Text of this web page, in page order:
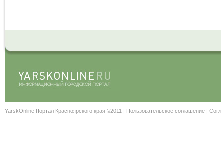
YarskOnline Портал Красноярского края ©2011 | Пользовательское соглашение |